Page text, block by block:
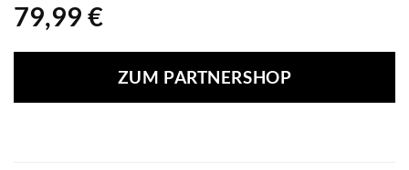
79,99 €
ZUM PARTNERSHOP